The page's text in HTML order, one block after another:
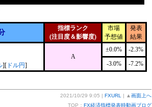
指標ランク
(注目度＆影響度)
市場
予想値
発表
結果
][ ドル円]
A
±0.0%
-2.3%
-3.0%
-7.2%
2021/10/29 9:05 | FXURL | ▲ 画面上へ
TOP： FX経済指標発表時動画ブログ